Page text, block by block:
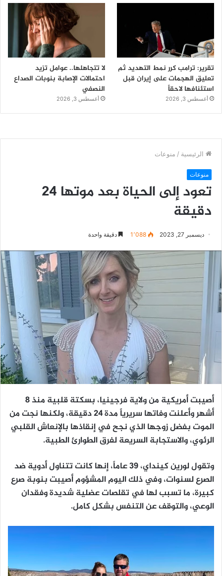
تقرير: ترامب كرر نمط التهديد ثم
تعليق الهجمات على إيران قبل
استئنافها لاحقاً
أغسطس 3, 2026
لا تتجاهلها.. عوامل تزيد
احتمالات الإصابة بنوبات الصداع
النصفي
أغسطس 3, 2026